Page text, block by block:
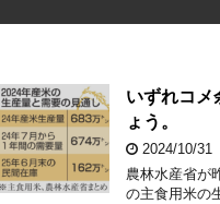
いずれコメ
ょう。
2024/10/31
農林水産省が
の主食用米の